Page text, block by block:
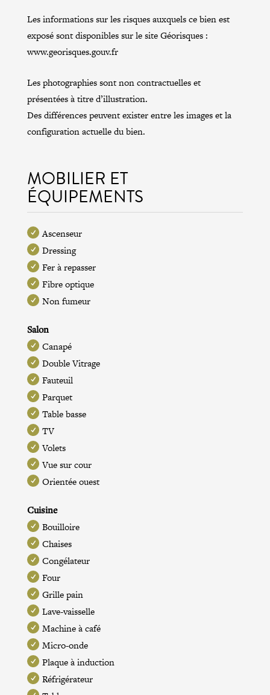
Les informations sur les risques auxquels ce bien est
exposé sont disponibles sur le site Géorisques :
www.georisques.gouv.fr
Les photographies sont non contractuelles et
présentées à titre d’illustration.
Des différences peuvent exister entre les images et la
configuration actuelle du bien.
MOBILIER ET
ÉQUIPEMENTS
Ascenseur
Dressing
Fer à repasser
Fibre optique
Non fumeur
Salon
Canapé
Double Vitrage
Fauteuil
Parquet
Table basse
TV
Volets
Vue sur cour
Orientée ouest
Cuisine
Bouilloire
Chaises
Congélateur
Four
Grille pain
Lave-vaisselle
Machine à café
Micro-onde
Plaque à induction
Réfrigérateur